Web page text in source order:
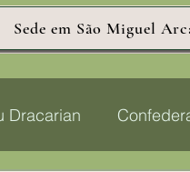
Sede em São Miguel
Dracarian